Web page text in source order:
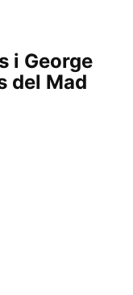
i George
del Mad